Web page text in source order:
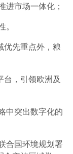
进市场一体化；
优先重点外，粮
台，引领欧洲及
中突出数字化的
合国环境规划署